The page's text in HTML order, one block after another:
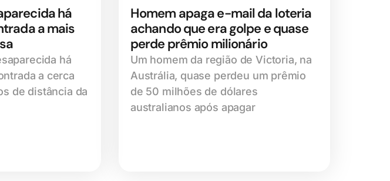
há
a mais
há
a cerca
de distância da
Homem apaga e-mail da loteria
achando que era golpe e quase
perde prêmio milionário
Um homem da região de Victoria, na
Austrália, quase perdeu um prêmio
de 50 milhões de dólares
australianos após apagar